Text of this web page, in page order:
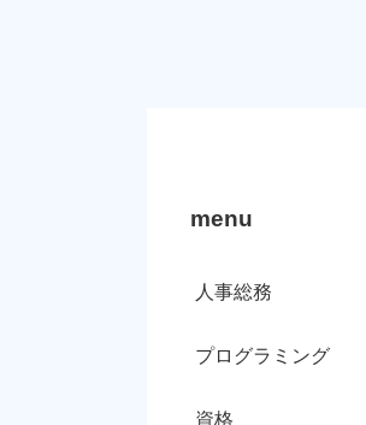
menu
人事総務
プログラミング
資格